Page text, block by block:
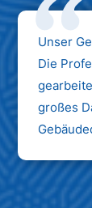
Unser
Die
großes